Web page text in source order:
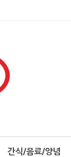
간식/음료/양념